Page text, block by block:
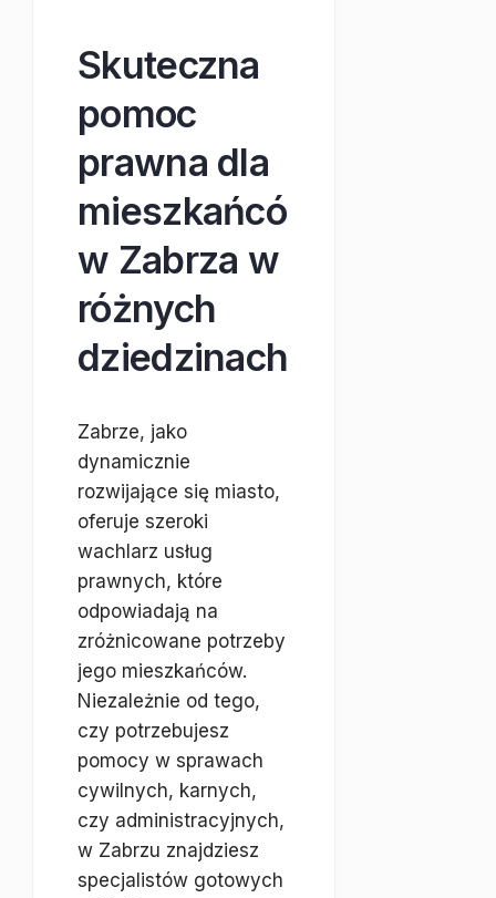
Skuteczna
pomoc
prawna dla
mieszkańcó
w Zabrza w
różnych
dziedzinach
Zabrze, jako
dynamicznie
rozwijające się miasto,
oferuje szeroki
wachlarz usług
prawnych, które
odpowiadają na
zróżnicowane potrzeby
jego mieszkańców.
Niezależnie od tego,
czy potrzebujesz
pomocy w sprawach
cywilnych, karnych,
czy administracyjnych,
w Zabrzu znajdziesz
specjalistów gotowych